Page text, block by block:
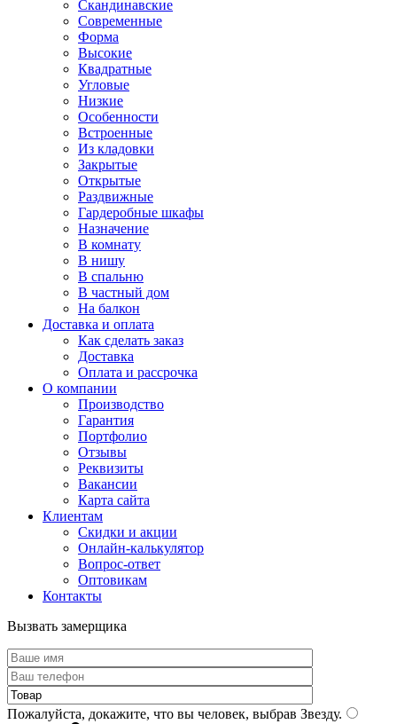
Скандинавские
Современные
Форма
Высокие
Квадратные
Угловые
Низкие
Особенности
Встроенные
Из кладовки
Закрытые
Открытые
Раздвижные
Гардеробные шкафы
Назначение
В комнату
В нишу
В спальню
В частный дом
На балкон
Доставка и оплата
Как сделать заказ
Доставка
Оплата и рассрочка
О компании
Производство
Гарантия
Портфолио
Отзывы
Реквизиты
Вакансии
Карта сайта
Клиентам
Скидки и акции
Онлайн-калькулятор
Вопрос-ответ
Оптовикам
Контакты
Вызвать замерщика
Пожалуйста, докажите, что вы человек, выбрав Звезду.